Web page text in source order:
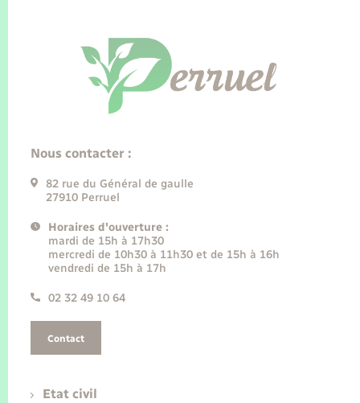
Nous contacter :
82 rue du Général de gaulle
27910 Perruel
Horaires d'ouverture :
mardi de 15h à 17h30
mercredi de 10h30 à 11h30 et de 15h à 16h
vendredi de 15h à 17h
02 32 49 10 64
Contact
Etat civil